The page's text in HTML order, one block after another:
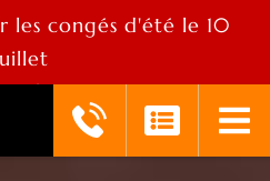
les congés d'été le 10
le 25 aout